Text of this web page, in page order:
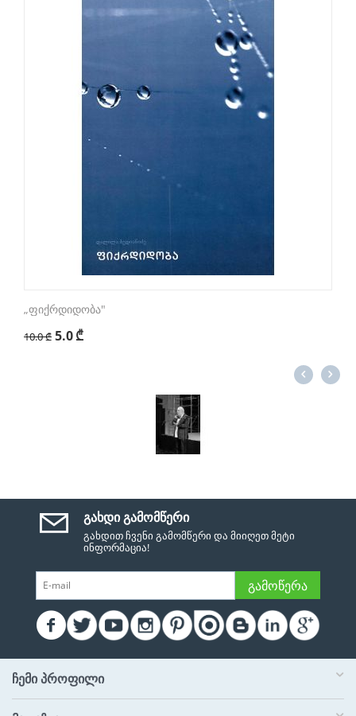
„ფიქრდიდობა"
10.0₾ 5.0₾
ᲒᲐᲮᲓᲘ ᲒᲐᲛᲝᲛᲬᲔᲠᲘ
გახდით ჩვენი გამომწერი და მიიღეთ მეტი
ინფორმაცია!
ᲒᲐᲛᲝᲬᲔᲠᲐ
ᲩᲔᲛᲘ ᲞᲠᲝᲤᲘᲚᲘ